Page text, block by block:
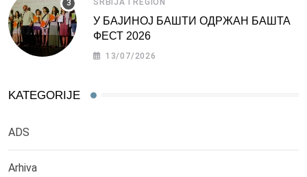
SRBIJA I REGION
У БАЈИНОЈ БАШТИ ОДРЖАН БАШТА
ФЕСТ 2026
13/07/2026
KATEGORIJE
ADS
Arhiva